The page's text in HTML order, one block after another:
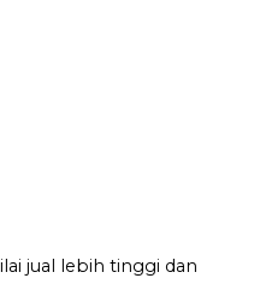
jual lebih tinggi dan